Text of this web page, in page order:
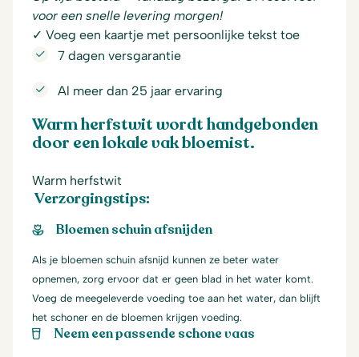
voor een snelle levering morgen!
✓ Voeg een kaartje met persoonlijke tekst toe
7 dagen versgarantie
Al meer dan 25 jaar ervaring
Warm herfstwit wordt handgebonden
door een lokale vak bloemist.
Warm herfstwit
Verzorgingstips:
Bloemen schuin afsnijden
Als je bloemen schuin afsnijd kunnen ze beter water
opnemen, zorg ervoor dat er geen blad in het water komt.
Voeg de meegeleverde voeding toe aan het water, dan blijft
het schoner en de bloemen krijgen voeding.
Neem een passende schone vaas